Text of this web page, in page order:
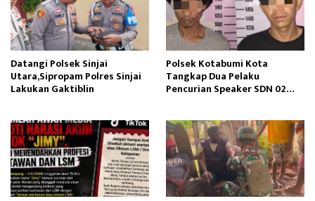
Datangi Polsek Sinjai
Utara,Sipropam Polres Sinjai
Lakukan Gaktiblin
Polsek Kotabumi Kota
Tangkap Dua Pelaku
Pencurian Speaker SDN 02